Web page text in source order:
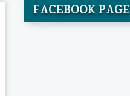
FACEBOOK PAGE